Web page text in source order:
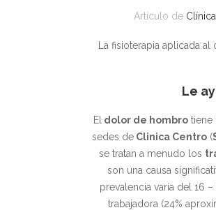
Articulo de
La fisioterapia aplicada
Le
El dolor de hombro tiene
sedes de Clinica Centro (
se tratan a menudo los
son una causa
prevalencia varía del 16
trabajadora (24%